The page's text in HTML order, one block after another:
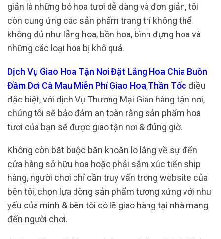
giản là những bó hoa tươi dễ dàng và đơn giản, tôi
còn cung ứng các sản phẩm trang trí không thể
không đủ như lẵng hoa, bồn hoa, bình đựng hoa và
những các loại hoa bị khô quá.
Dịch Vụ Giao Hoa Tận Nơi Đặt Lẵng Hoa Chia Buồn
Đầm Dơi Cà Mau Miễn Phí Giao Hoa,Thần Tốc điều
đặc biệt, với dịch Vụ Thương Mại Giao hàng tận nơi,
chúng tôi sẽ bảo đảm an toàn rằng sản phẩm hoa
tươi của bạn sẽ được giao tận nơi & đúng giờ.
Không còn bắt buộc băn khoăn lo lắng về sự đến
cửa hàng sở hữu hoa hoặc phải sắm xúc tiến ship
hàng, người chơi chỉ cần truy vấn trong website của
bên tôi, chọn lựa dòng sản phẩm tương xứng với nhu
yếu của mình & bên tôi có lẽ giao hàng tại nhà mang
đến người chơi.